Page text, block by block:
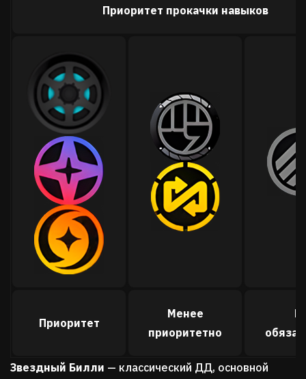
Приоритет прокачки навыков
Приоритет
Менее
приоритетно
Звездный Билли — классический ДД, основной